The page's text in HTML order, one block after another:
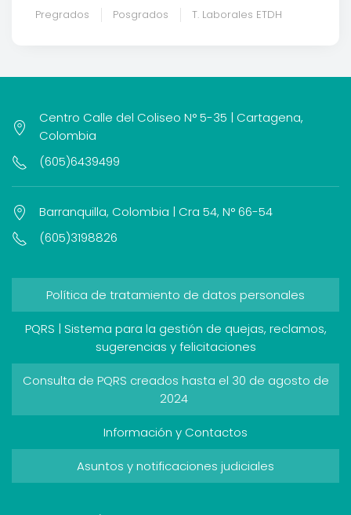
Pregrados Posgrados T. Laborales ETDH
Centro Calle del Coliseo N° 5-35 | Cartagena,
Colombia
(605)6439499
Barranquilla, Colombia | Cra 54, N° 66-54
(605)3198826
Política de tratamiento de datos personales
PQRS | Sistema para la gestión de quejas, reclamos,
sugerencias y felicitaciones
Consulta de PQRS creados hasta el 30 de agosto de
2024
Información y Contactos
Asuntos y notificaciones judiciales